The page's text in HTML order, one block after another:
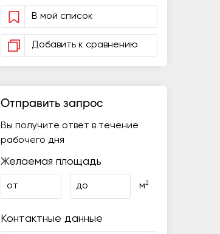
В мой список
Добавить к сравнению
Отправить запрос
Вы получите ответ в течение
рабочего дня
Желаемая площадь
от до м2
Контактные данные